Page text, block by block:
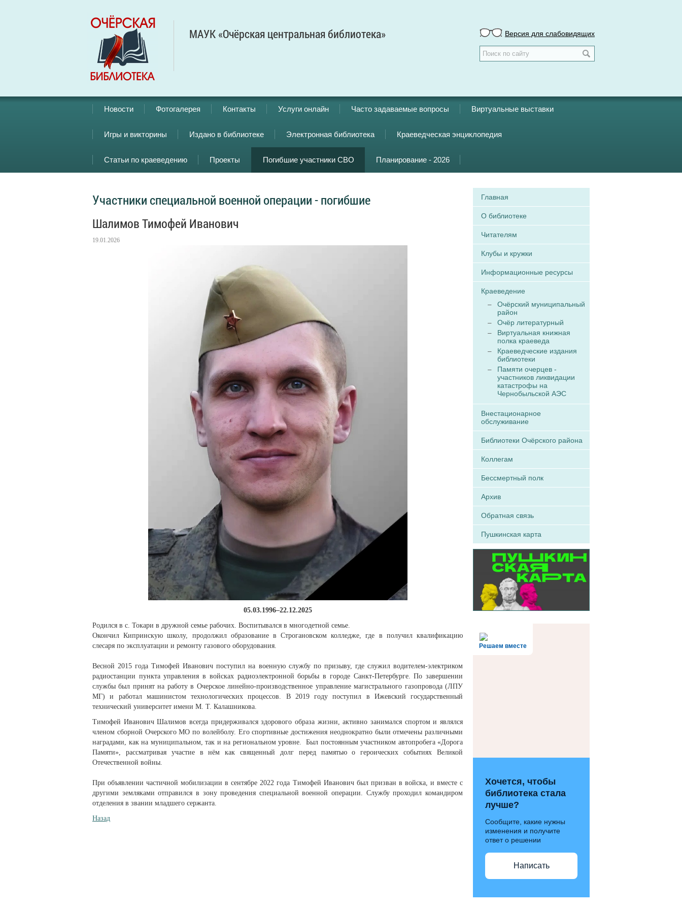
МАУК «Очёрская центральная библиотека» Версия для слабовидящих
Новости Фотогалерея Контакты Услуги онлайн Часто задаваемые вопросы Виртуальные выставки
Игры и викторины Издано в библиотеке Электронная библиотека Краеведческая энциклопедия
Статьи по краеведению Проекты Погибшие участники СВО Планирование - 2026
Участники специальной военной операции - погибшие
Шалимов Тимофей Иванович
19.01.2026
05.03.1996–22.12.2025
Родился в с. Токари в дружной семье рабочих. Воспитывался в многодетной семье.
Окончил Кипринскую школу, продолжил образование в Строгановском колледже, где в получил квалификацию
слесаря по эксплуатации и ремонту газового оборудования.
Весной 2015 года Тимофей Иванович поступил на военную службу по призыву, где служил водителем-электриком
радиостанции пункта управления в войсках радиоэлектронной борьбы в городе Санкт-Петербурге. По завершении
службы был принят на работу в Очерское линейно-производственное управление магистрального газопровода (ЛПУ
МГ) и работал машинистом технологических процессов. В 2019 году поступил в Ижевский государственный
технический университет имени М. Т. Калашникова.
Тимофей Иванович Шалимов всегда придерживался здорового образа жизни, активно занимался спортом и являлся
членом сборной Очерского МО по волейболу. Его спортивные достижения неоднократно были отмечены различными
наградами, как на муниципальном, так и на региональном уровне. Был постоянным участником автопробега «Дорога
Памяти», рассматривая участие в нём как священный долг перед памятью о героических событиях Великой
Отечественной войны.
При объявлении частичной мобилизации в сентябре 2022 года Тимофей Иванович был призван в войска, и вместе с
другими земляками отправился в зону проведения специальной военной операции. Службу проходил командиром
отделения в звании младшего сержанта.
Назад
Главная
О библиотеке
Читателям
Клубы и кружки
Информационные ресурсы
Краеведение
Очёрский муниципальный
район
Очёр литературный
Виртуальная книжная
полка краеведа
Краеведческие издания
библиотеки
Памяти очерцев -
участников ликвидации
катастрофы на
Чернобыльской АЭС
Внестационарное
обслуживание
Библиотеки Очёрского района
Коллегам
Бессмертный полк
Архив
Обратная связь
Пушкинская карта
Решаем вместе
Хочется, чтобы
библиотека стала
лучше?
Сообщите, какие нужны
изменения и получите
ответ о решении
Написать